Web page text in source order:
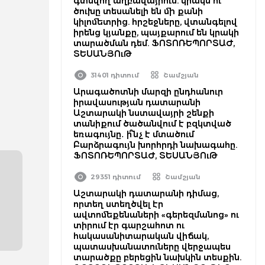
ծուխը տեսանելի են մի քանի
կիլոմետրից. հրշեջները, վտանգելով
իրենց կյանքը, պայքարում են կրակի
տարածման դեմ. ՖՈՏՈՌԵՊՈՐՏԱԺ,
ՏԵՍԱՆՅՈւԹ
31401 դիտում Շամշյան
Արագածոտնի մարզի ընդհանուր
իրավասության դատարանի
Աշտարակի նստավայրի շենքի
տանիքում ծածանվում է բզկտված
եռագույնը․ ի՞նչ է մտածում
Բարձրագույն խորհրդի նախագահը.
ՖՈՏՈՌԵՊՈՐՏԱԺ, ՏԵՍԱՆՅՈւԹ
29351 դիտում Շամշյան
Աշտարակի դատարանի դիմաց,
որտեղ ստեղծվել էր
ավտոմեքենաների «գերեզմանոց» ու
տիրում էր գարշահոտ ու
հակասանիտարական վիճակ,
պատասխանատուները վերջապես
տարածքը բերեցին նախկին տեսքին.